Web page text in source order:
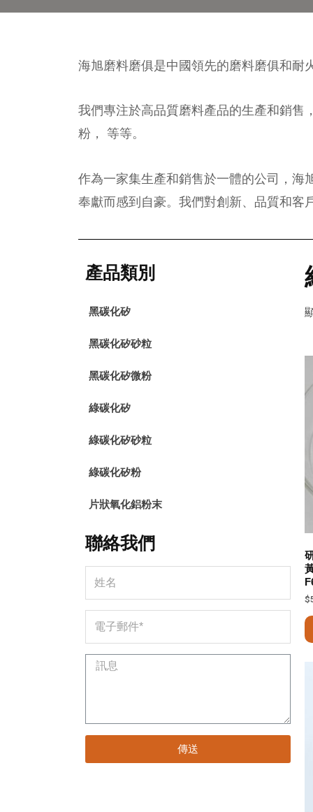
海旭磨料磨俱是中國領先的磨料磨俱和耐
我們專注於高品質磨料產品的生產和銷售
粉， 等等。
作為一家集生產和銷售於一體的公司，海
奉獻而感到自豪。我們對創新、品質和客
產品類別
黑碳化矽
黑碳化矽砂粒
黑碳化矽微粉
綠碳化矽
綠碳化矽砂粒
綠碳化矽粉
片狀氧化鋁粉末
聯絡我們
傳送
$